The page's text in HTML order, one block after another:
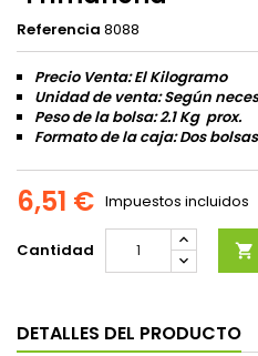
Referencia 8088
Precio Venta: El Kilogramo
Unidad de venta: Según
Peso de la bolsa: 2.1 Kg prox.
Formato de la caja: Dos bolsas
6,51 € Impuestos incluidos
Cantidad 
DETALLES DEL PRODUCTO